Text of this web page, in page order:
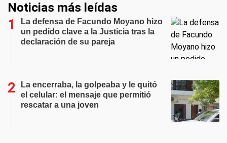
Noticias más leídas
La defensa de Facundo Moyano hizo
un pedido clave a la Justicia tras la
declaración de su pareja
La encerraba, la golpeaba y le quitó
el celular: el mensaje que permitió
rescatar a una joven